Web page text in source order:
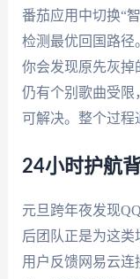
番茄应用中切换“
检测最优回国路径
你会发现原先灰掉
仍有个别歌曲受限
可解决。整个过程
24小时护航
元旦跨年夜发现
后团队正是为这类
用户反馈网易云连